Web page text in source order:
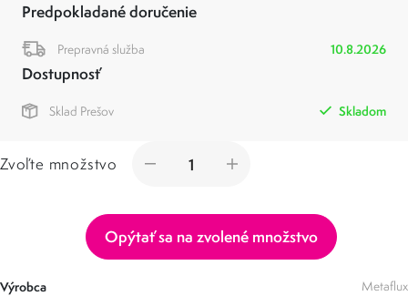
Predpokladané doručenie
Prepravná služba 10.8.2026
Dostupnosť
Sklad Prešov Skladom
Zvoľte množstvo
Opýtať sa na zvolené množstvo
Výrobca Metaflux